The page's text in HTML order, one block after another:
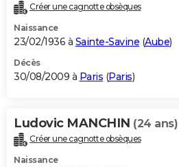
Créer une cagnotte obsèques
Naissance
23/02/1936 à Sainte-Savine (Aube)
Décès
30/08/2009 à Paris (Paris)
Ludovic MANCHIN (24 ans)
Créer une cagnotte obsèques
Naissance